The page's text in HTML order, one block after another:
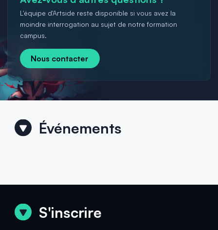
L'équipe d'Artside reste disponible si vous avez la
moindre interrogation au sujet de notre formation
campus.
Nous contacter
Événements
S'inscrire